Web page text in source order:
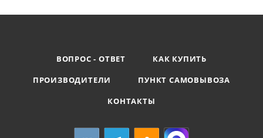
ВОПРОС - ОТВЕТ
КАК КУПИТЬ
ПРОИЗВОДИТЕЛИ
ПУНКТ САМОВЫВОЗА
КОНТАКТЫ